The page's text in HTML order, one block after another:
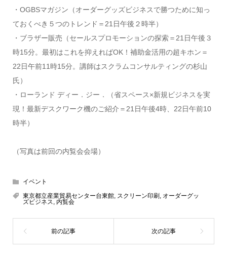
・OGBSマガジン（オーダーグッズビジネスで勝つために知っ
ておくべき５つのトレンド＝21日午後２時半）
・ブラザー販売（セールスプロモーションの探索＝21日午後３
時15分。最初はこれを抑えればOK！補助金活用の超キホン＝
22日午前11時15分。講師はスクラムコンサルティングの杉山
氏）
・ローランド ディー．ジー．（省スペース×新規ビジネスを実
現！最新デスクワーク機のご紹介＝21日午後4時、22日午前10
時半）
（写真は前回の内覧会会場）
イベント
東京都立産業貿易センター台東館, スクリーン印刷 , オーダーグッ
ズビジネス, 内覧会